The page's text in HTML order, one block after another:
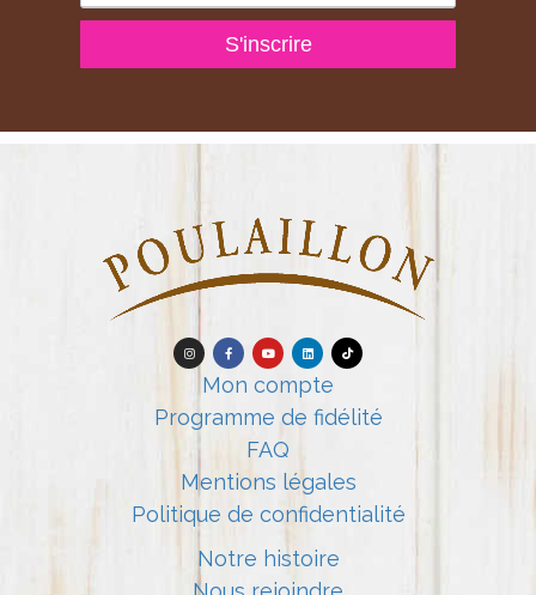
S'inscrire
Mon compte
Programme de fidélité
FAQ
Mentions légales
Politique de confidentialité
Notre histoire